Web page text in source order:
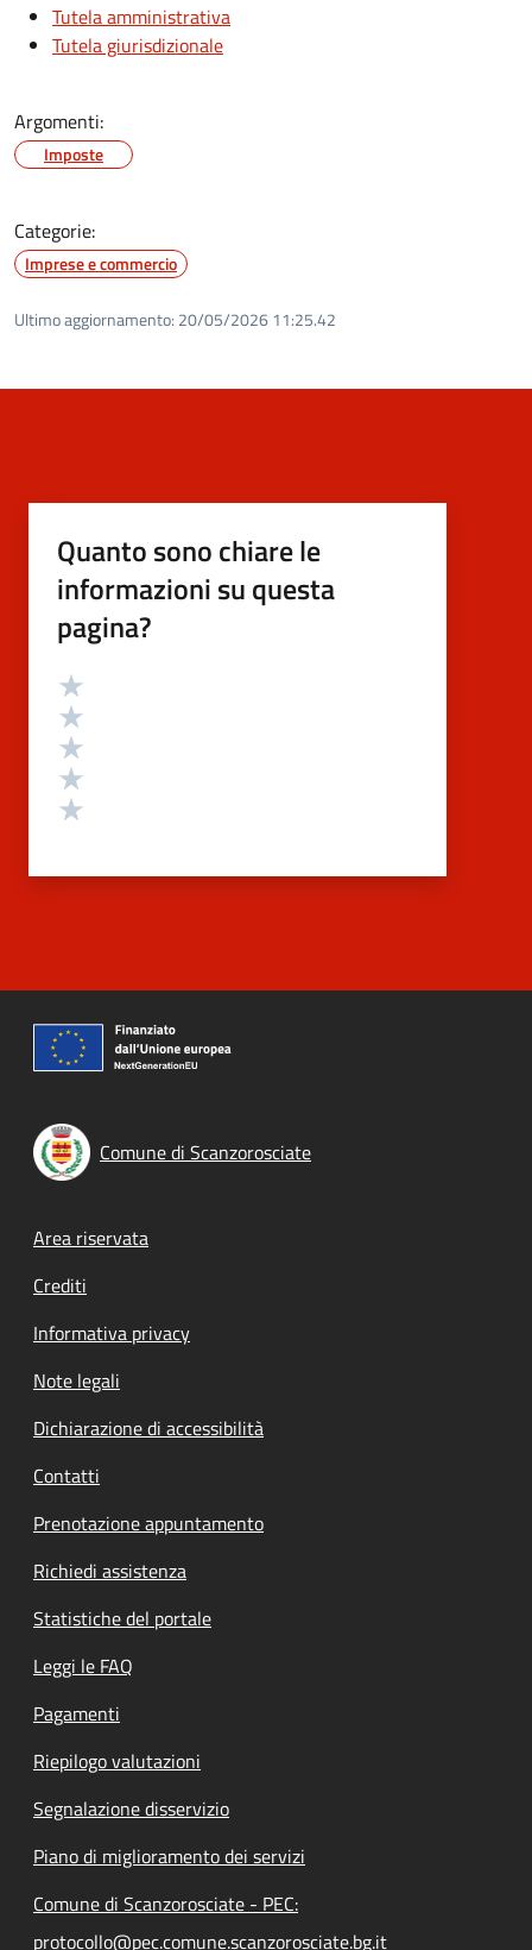
Tutela amministrativa
Tutela giurisdizionale
Argomenti:
Imposte
Categorie:
Imprese e commercio
Ultimo aggiornamento: 20/05/2026 11:25.42
Quanto sono chiare le
informazioni su questa
pagina?
Valutazione
Comune di Scanzorosciate
Footer menu
Area riservata
Crediti
Informativa privacy
Note legali
Dichiarazione di accessibilità
Contatti
Prenotazione appuntamento
Richiedi assistenza
Statistiche del portale
Leggi le FAQ
Pagamenti
Riepilogo valutazioni
Segnalazione disservizio
Piano di miglioramento dei servizi
Comune di Scanzorosciate - PEC:
protocollo@pec.comune.scanzorosciate.bg.it